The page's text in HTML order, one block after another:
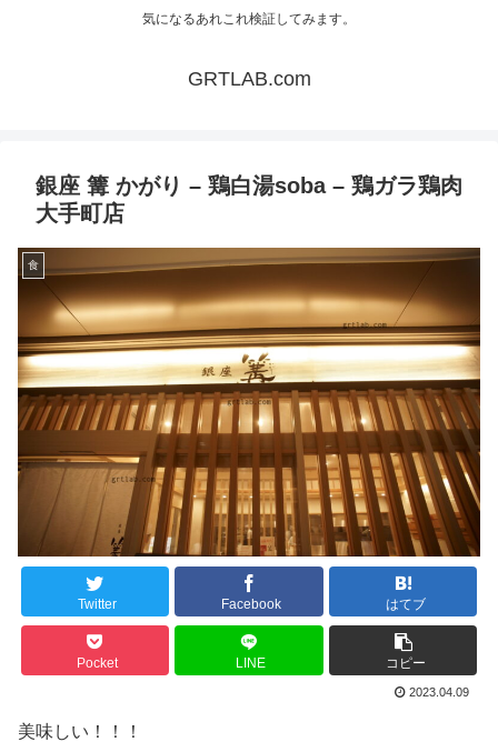
気になるあれこれ検証してみます。
GRTLAB.com
銀座 篝 かがり – 鶏白湯soba – 鶏ガラ鶏肉
大手町店
食
Twitter Facebook はてブ
Pocket LINE コピー
2023.04.09
美味しい！！！